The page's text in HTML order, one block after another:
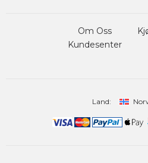
Om Oss
Kundesenter
Land: